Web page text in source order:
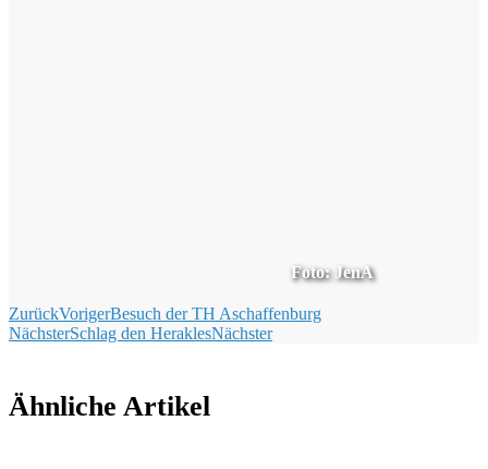
Foto: JenA
ZurückVorigerBesuch der TH Aschaffenburg
NächsterSchlag den HeraklesNächster
Ähnliche Artikel